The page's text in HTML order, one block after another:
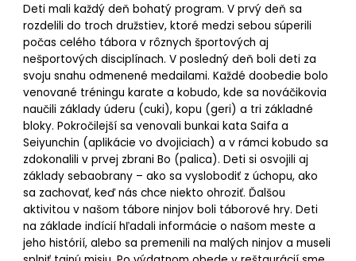
Deti mali každý deň bohatý program. V prvý deň sa
rozdelili do troch družstiev, ktoré medzi sebou súperili
počas celého tábora v rôznych športových aj
nešportových disciplínach. V posledný deň boli deti za
svoju snahu odmenené medailami. Každé doobedie bolo
venované tréningu karate a kobudo, kde sa nováčikovia
naučili základy úderu (cuki), kopu (geri) a tri základné
bloky. Pokročilejší sa venovali bunkai kata Saifa a
Seiyunchin (aplikácie vo dvojiciach) a v rámci kobudo sa
zdokonalili v prvej zbrani Bo (palica). Deti si osvojili aj
základy sebaobrany – ako sa vyslobodiť z úchopu, ako
sa zachovať, keď nás chce niekto ohroziť. Ďalšou
aktivitou v našom tábore ninjov boli táborové hry. Deti
na základe indícií hľadali informácie o našom meste a
jeho histórií, alebo sa premenili na malých ninjov a museli